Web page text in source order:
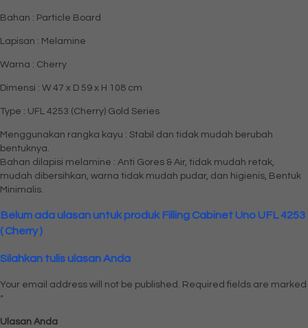
Bahan : Particle Board
Lapisan : Melamine
Warna : Cherry
Dimensi : W 47 x D 59 x H 108 cm
Type : UFL 4253 (Cherry) Gold Series
Menggunakan rangka kayu : Stabil dan tidak mudah berubah
bentuknya.
Bahan dilapisi melamine : Anti Gores & Air, tidak mudah retak,
mudah dibersihkan, warna tidak mudah pudar, dan higienis, Bentuk
Minimalis.
Belum ada ulasan untuk produk Filling Cabinet Uno UFL 4253
( Cherry )
Silahkan tulis ulasan Anda
Your email address will not be published. Required fields are marked
*
Ulasan Anda